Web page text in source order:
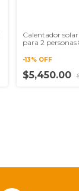
Calentador
para 2
-13% OFF
$5,450.00